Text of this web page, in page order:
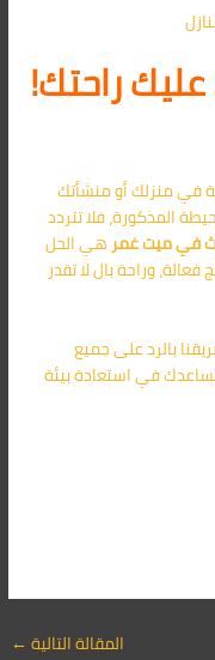
عليك راحتك!
في منزلك أو منشأتك
المذكورة، فلا تتردد
في ميت غمرهي الحل
وراحة بال لا تقدر
بالرد على جميع
في استعادة بيئة
المقالة التالية←